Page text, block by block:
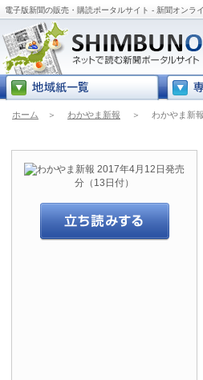
電子版新聞の販売・購読ポータルサイト - 新聞オンラ
ホーム ＞ わかやま新報 ＞ わかやま新